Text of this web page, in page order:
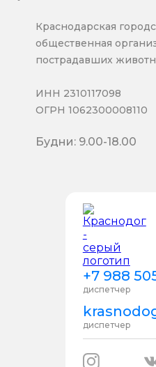
+7 988
диспетчер
диспетчер
Краснодарская
общественная
пострадавших
ИНН 2310117098
ОГРН 1062300008110
Будни: 9.00-18.00